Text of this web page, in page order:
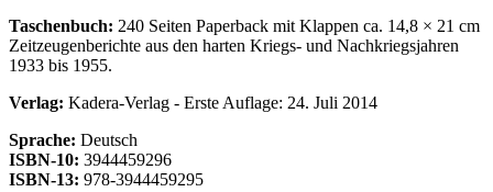
Taschenbuch: 240 Seiten Paperback mit Klappen ca. 14,8 × 21 cm
Zeitzeugenberichte aus den harten Kriegs- und Nachkriegsjahren
1933 bis 1955.
Verlag: Kadera-Verlag - Erste Auflage: 24. Juli 2014
Sprache: Deutsch
ISBN-10: 3944459296
ISBN-13: 978-3944459295